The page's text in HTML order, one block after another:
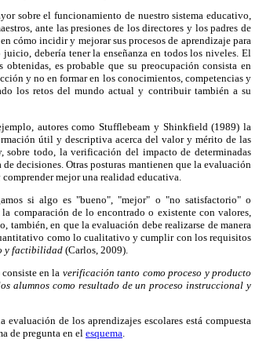
sobre el funcionamiento de nuestro sistema educativo,
ante las presiones de los directores y los padres de
cómo incidir y mejorar sus procesos de aprendizaje para
debería tener la enseñanza en todos los niveles. El
es probable que su preocupación consista en
y no en formar en los conocimientos, competencias y
los retos del mundo actual y contribuir también a su
autores como Stufflebeam y Shinkfield (1989) la
útil y descriptiva acerca del valor y mérito de las
sobre todo, la verificación del impacto de determinadas
decisiones. Otras posturas mantienen que la evaluación
mejor una realidad educativa.
si algo es "bueno", "mejor" o "no satisfactorio" o
comparación de lo encontrado o existente con valores,
también, en que la evaluación debe realizarse de manera
como lo cualitativo y cumplir con los requisitos
y factibilidad(Carlos, 2009).
en la verificación tanto como proceso y producto
alumnos como resultado de un proceso instruccional y
de los aprendizajes escolares está compuesta
de pregunta en elesquema.